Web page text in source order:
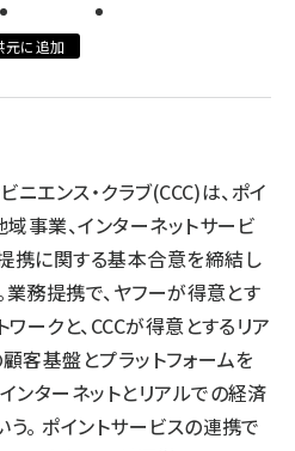
元に追加
ニエンス・クラブ(CCC)は、ポイ
域事業、インターネットサービ
携に関する基本合意を締結し
業務提携で、ヤフーが得意とす
ークと、CCCが得意とするリア
客基盤とプラットフォームを
ンターネットとリアルでの経済
。 ポイントサービスの連携で